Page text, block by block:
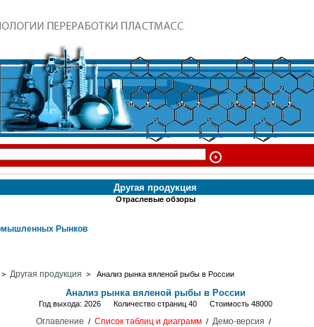
Другая продукция
Отраслевые обзоры
Рынков
> Другая продукция > Анализ рынка вяленой рыбы в России
Анализ рынка вяленой рыбы в России
Год выхода: 2026 Количество страниц 40 Стоимость 48000
Оглавление / Список таблиц и диаграмм/ Демо-версия /